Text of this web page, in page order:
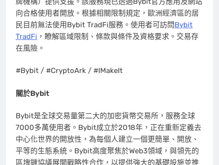
向合格使用者開放。根據相關限制規定，歐洲經濟區的居
民目前無法使用Bybit TradFi服務。使用者可訪問Bybit
TradFi ，瞭解區域限制、條款與條件及資格要求。交易存
在風險。
#Bybit / #CryptoArk / #IMakeIt
關於Bybit
Bybit是全球交易量第二大的加密貨幣交易所，服務全球
7000多萬使用者。Bybit成立於2018年，正在重新定義去
中心化世界的開放性，為每個人建立一個更簡單、開放、
平等的生態系統。Bybit高度聚焦於Web3領域，與領先的
區塊鏈協議展開戰略性合作，以提供強大的基礎設施並推